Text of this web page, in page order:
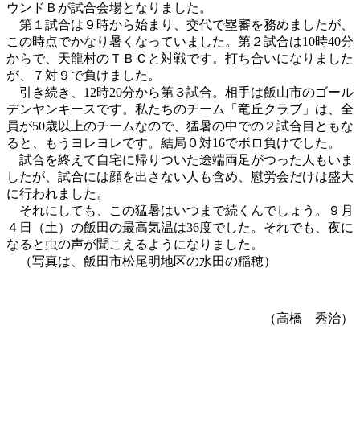
ウンドＢが試合会場となりました。
第１試合は９時から始まり、交代で塁審を務めましたが、
この時点でかなり暑くなっていました。第２試合は10時40分
からで、天龍村のＴＢＣと対戦です。打ち合いになりました
が、７対９で負けました。
引き続き、12時20分から第３試合。相手は飯山市のゴール
デンヤンキースです。私たちのチーム「竜丘クラブ」は、全
員が50歳以上のチームなので、猛暑の中での２試合目ともな
ると、もうヨレヨレです。結局０対16でボロ負けでした。
試合を終えて自宅に帰りついた途端両足がつった人もいま
したが、試合には顔を出さない人も含め、慰労会だけは盛大
に行われました。
それにしても、この猛暑はいつまで続くんでしょう。９月
４日（土）の飯田の最高気温は36度でした。それでも、夜に
なると虫の声が聞こえるようになりました。
（写真は、飯田市松尾明地区の水田の稲穂）
（高橋 秀治）